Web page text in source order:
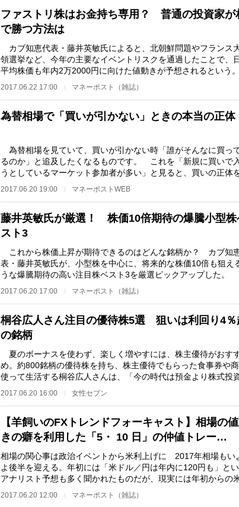
ファストリ株はお金持ち専用？ 普通の投資家が
で勝つ方法は
カブ知恵代表・藤井英敏氏によると、北朝鮮問題やフランス
領選挙など、今年の主要なイベントリスクを通過したことで、
平均株価も年内2万2000円に向けた値動きが予想されるという。
2017.06.22 17:00 マネーポスト（雑誌）
為替相場で「買いが引かない」ときの本当の正体
為替相場を見ていて、買いが引かない時「誰がそんなに買っ
るのか」と追及したくなるものです。 これを「新規に買いで
うとしているマーケット参加者が多い」と見ると、買いの正体を
2017.06.20 19:00 マネーポストWEB
藤井英敏氏が厳選！ 株価10倍期待の爆騰小型株
スト3
これから株価上昇が期待できるのはどんな銘柄か？ カブ知
表・藤井英敏氏が、小型株を中心に、将来的な株価10倍も狙え
うな爆騰期待の高い注目株ベスト3を厳選ピックアップした
2017.06.20 17:00 マネーポスト（雑誌）
桐谷広人さん注目の優待株5選 狙いは利回り4％
の銘柄
夏のボーナスを使わず、楽しく増やすには、株主優待がおす
め。約800銘柄の優待株を持ち、株主優待でもらった食事券や
使って生活する桐谷広人さんは、「今の時代は預金より株式投資
ほうがいい」と話す。…
2017.06.20 16:00 女性セブン
【羊飼いのFXトレンドフォーキャスト】相場の
きの癖を利用した「5・ 10 日」の仲値トレー…
相場の関心事は政治イベントから米利上げに 2017年相場もい
よ後半を迎える。年初には「米ドル／円は年内に120円も」と
アナリスト予想も多く聞かれたものだが、現実には年初からの米
2017.06.20 12:00 マネーポスト（雑誌）